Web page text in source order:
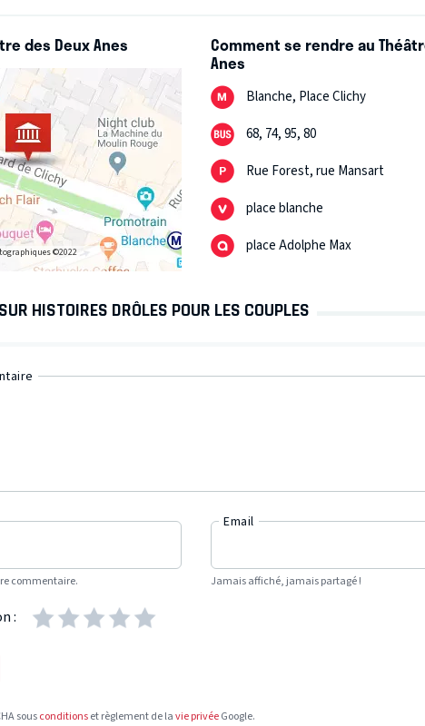
des Deux Anes
©2022
Comment se rendre au
Anes
Blanche, Place Clichy
68, 74, 95, 80
Rue Forest, rue Mansart
place blanche
place Adolphe Max
HISTOIRES DRÔLES POUR LES COUPLES
commentaire.
Email
Jamais affiché, jamais partagé !
:
sousconditionset règlement de lavie privéeGoogle.